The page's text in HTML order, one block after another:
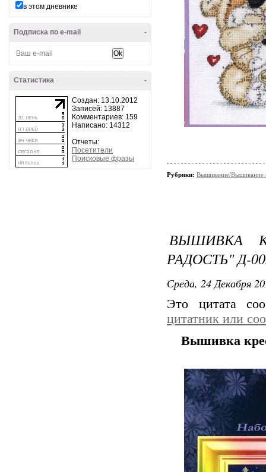
в этом дневнике
-
Подписка по e-mail
-
Статистика
Создан: 13.10.2012
Записей: 13887
Комментариев: 159
Написано: 14312
Отчеты:
Посетители
Поисковые фразы
Рубрики: Вышивание/Вышивание
ВЫШИВКА
РАДОСТЬ" Д-
Среда, 24 Декабря
Это цитата
цитатник или
Вышивка